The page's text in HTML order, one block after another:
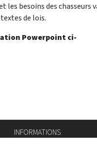
les besoins des chasseurs
de lois.
Powerpoint ci-
INFORMATIONS